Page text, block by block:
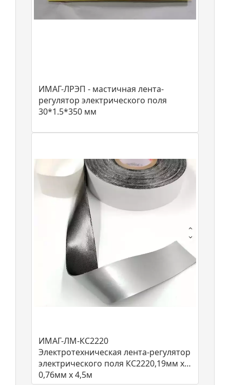
ИМАГ-ЛРЭП - мастичная лента-
регулятор электрического поля
30*1.5*350 мм
ИМАГ-ЛМ-КС2220
Электротехническая лента-регулятор
электрического поля КС2220,19мм х
0,76мм х 4,5м